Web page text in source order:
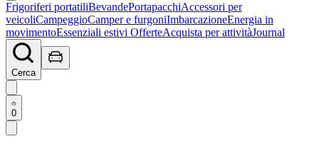
Frigoriferi portatiliBevandePortapacchiAccessori per
veicoliCampeggioCamper e furgoniImbarcazioneEnergia in
movimentoEssenziali estivi OfferteAcquista per attivitàJournal
Cerca
0